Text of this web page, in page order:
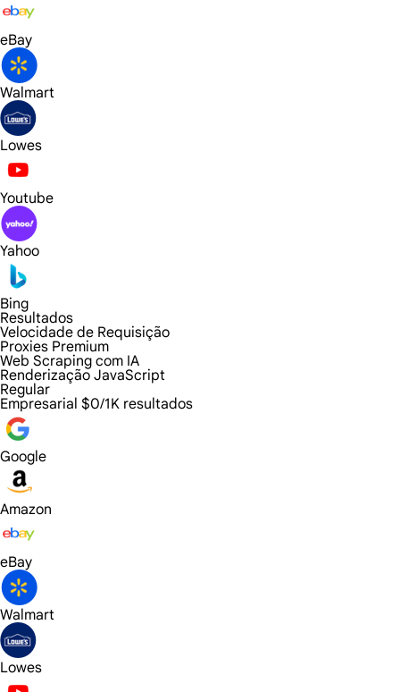
eBay
Walmart
Lowes
Youtube
Yahoo
Bing
Resultados
Velocidade de Requisição
Proxies Premium
Web Scraping com IA
Renderização JavaScript
Regular
Empresarial $0/1K resultados
Google
Amazon
eBay
Walmart
Lowes